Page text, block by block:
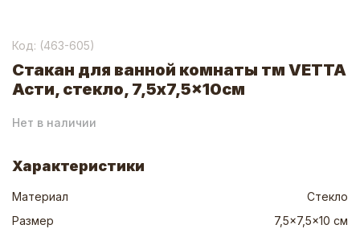
Код: (463-605)
Стакан для ванной комнаты тм VETTA
Асти, стекло, 7,5x7,5x10см
Нет в наличии
Характеристики
Материал
Стекло
Размер
7,5x7,5x10 см